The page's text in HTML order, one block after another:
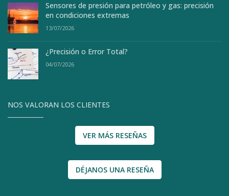
Sensores de presión para petróleo y gas: precisión
en condiciones extremas
13/07/2026
¿Precisión o Error Total?
04/07/2026
NOS VALORAN LOS CLIENTES
VER MÁS RESEÑAS
DÉJANOS UNA RESEÑA